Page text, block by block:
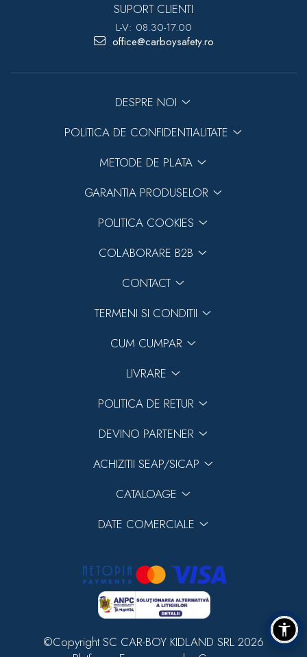
SUPORT CLIENTI
L-V: 08.30-17.00
office@carboysafety.ro
DESPRE NOI
POLITICA DE CONFIDENTIALITATE
METODE DE PLATA
GARANTIA PRODUSELOR
POLITICA COOKIES
COLABORARE B2B
CONTACT
TERMENI SI CONDITII
CUM CUMPAR
LIVRARE
POLITICA DE RETUR
DEVINO PARTENER
ACHIZITII SEAP/SICAP
CATALOAGE
DATE COMERCIALE
©Copyright SC CAR-BOY KIDLAND SRL 2026